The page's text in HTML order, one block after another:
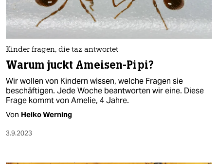
Kinder fragen, die taz antwortet
Warum juckt Ameisen-Pipi?
Wir wollen von Kindern wissen, welche Fragen sie
beschäftigen. Jede Woche beantworten wir eine. Diese
Frage kommt von Amelie, 4 Jahre.
Von Heiko Werning
3.9.2023